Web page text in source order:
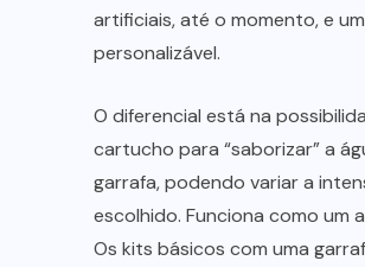
artificiais, até o momento, e
personalizável.
O diferencial está na
cartucho para “saborizar” a
garrafa, podendo variar a
escolhido. Funciona como um
Os kits básicos com uma